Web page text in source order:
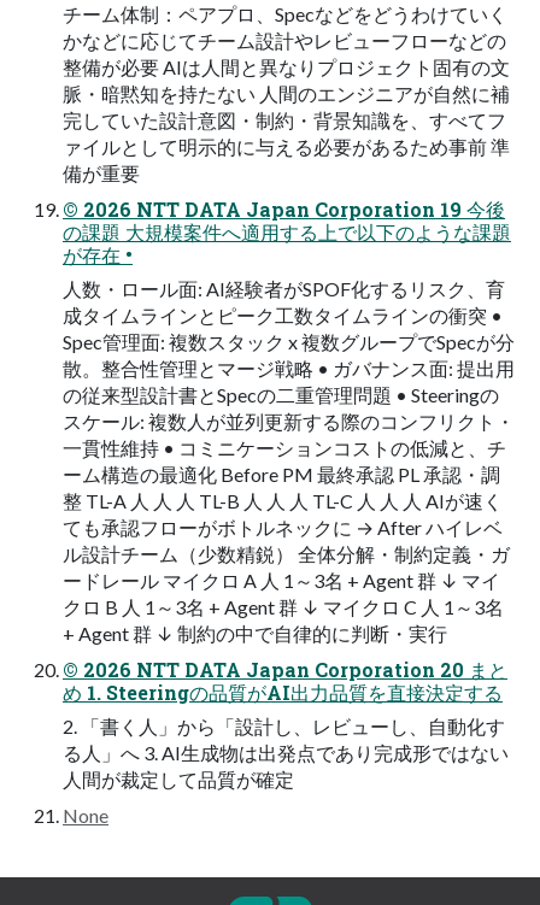
チーム体制：ペアプロ、Specなどをどうわけていく
かなどに応じてチーム設計やレビューフローなどの
整備が必要 AIは人間と異なりプロジェクト固有の文
脈・暗黙知を持たない 人間のエンジニアが自然に補
完していた設計意図・制約・背景知識を、すべてフ
ァイルとして明示的に与える必要があるため事前 準
備が重要
© 2026 NTT DATA Japan Corporation 19 今後
の課題 大規模案件へ適用する上で以下のような課題
が存在 •
人数・ロール面: AI経験者がSPOF化するリスク、育
成タイムラインとピーク工数タイムラインの衝突 •
Spec管理面: 複数スタック x 複数グループでSpecが分
散。整合性管理とマージ戦略 • ガバナンス面: 提出用
の従来型設計書とSpecの二重管理問題 • Steeringの
スケール: 複数人が並列更新する際のコンフリクト・
一貫性維持 • コミニケーションコストの低減と、チ
ーム構造の最適化 Before PM 最終承認 PL 承認・調
整 TL-A 人 人 人 TL-B 人 人 人 TL-C 人 人 人 AIが速く
ても承認フローがボトルネックに → After ハイレベ
ル設計チーム（少数精鋭） 全体分解・制約定義・ガ
ードレール マイクロ A 人 1～3名 + Agent 群 ↓ マイ
クロ B 人 1～3名 + Agent 群 ↓ マイクロ C 人 1～3名
+ Agent 群 ↓ 制約の中で自律的に判断・実行
© 2026 NTT DATA Japan Corporation 20 まと
め 1. Steeringの品質がAI出力品質を直接決定する
2. 「書く人」から「設計し、レビューし、自動化す
る人」へ 3. AI生成物は出発点であり完成形ではない
人間が裁定して品質が確定
None